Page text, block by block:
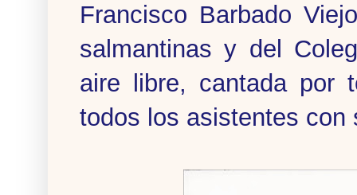
Francisco Barbado
salmantinas y del
aire libre, cantada por
todos los asistentes con